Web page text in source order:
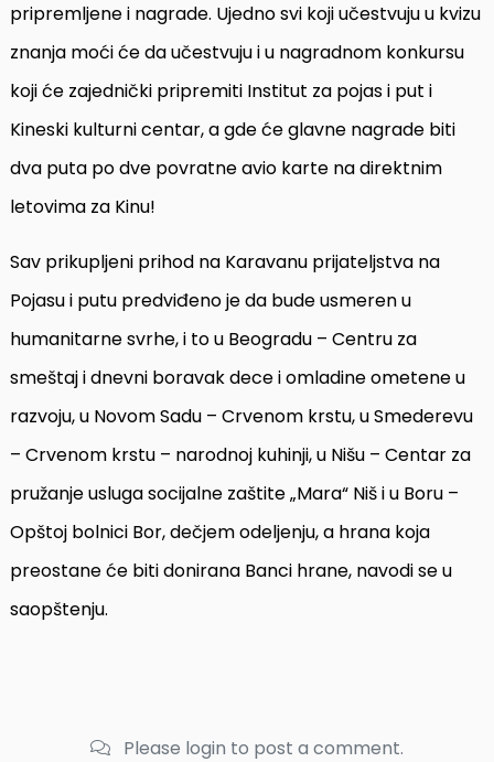
pripremljene i nagrade. Ujedno svi koji učestvuju u kvizu
znanja moći će da učestvuju i u nagradnom konkursu
koji će zajednički pripremiti Institut za pojas i put i
Kineski kulturni centar, a gde će glavne nagrade biti
dva puta po dve povratne avio karte na direktnim
letovima za Kinu!
Sav prikupljeni prihod na Karavanu prijateljstva na
Pojasu i putu predviđeno je da bude usmeren u
humanitarne svrhe, i to u Beogradu – Centru za
smeštaj i dnevni boravak dece i omladine ometene u
razvoju, u Novom Sadu – Crvenom krstu, u Smederevu
– Crvenom krstu – narodnoj kuhinji, u Nišu – Centar za
pružanje usluga socijalne zaštite „Mara“ Niš i u Boru –
Opštoj bolnici Bor, dečjem odeljenju, a hrana koja
preostane će biti donirana Banci hrane, navodi se u
saopštenju.
Please login to post a comment.